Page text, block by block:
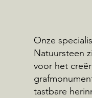
Onze
Natuursteen
voor het
tastbare